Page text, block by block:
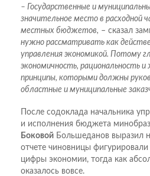
– Государственные и
значительное место в расходной
местных бюджетов, – сказал
нужно рассматривать как
управления экономикой. Потому
экономичность, рациональность
принципы, которыми должны
областные и муниципальные
После содоклада начальника
и исполнения бюджета
Боковой Большеданов выразил
отчете чиновницы
цифры экономии, тогда как
оказалось вовсе.